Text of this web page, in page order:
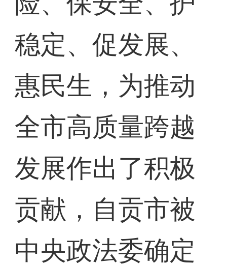
稳定、促发展、
惠民生，为推动
全市高质量跨越
发展作出了积极
贡献，自贡市被
中央政法委确定